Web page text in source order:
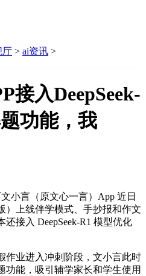
厅 > ai资讯 >
接入DeepSeek-
功能，我
言（原文心一言）App 近日
）上线伴学模式、手抄报和作文
接入 DeepSeek-R1 模型优化
业进入冲刺阶段，文小言此时
功能，吸引辅学家长和学生使用